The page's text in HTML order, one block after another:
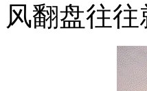
风翻盘往